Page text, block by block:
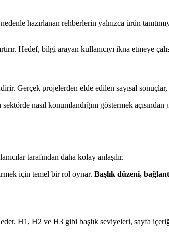
hazırlanan rehberlerin yalnızca ürün
Hedef, bilgi arayan kullanıcıyı ikna etmeye
Gerçek projelerden elde edilen sayısal sonuçlar,
nasıl konumlandığını göstermek açısından
tarafından daha kolay anlaşılır.
için temel bir rol oynar. Başlık düzeni,
H1, H2 ve H3 gibi başlık seviyeleri, sayfa